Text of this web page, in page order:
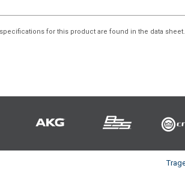
for this product are found in the data